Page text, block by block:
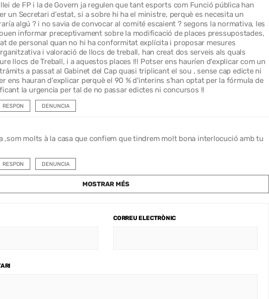
de FP i la de Govern ja regulen que tant esports com Funció pública han
un Secretari d'estat, si a sobre hi ha el ministre, perquè es necesita un
algú ? i no savia de convocar al comité escaient ? segons la normativa, les
informar preceptivament sobre la modificació de places pressupostades,
de personal quan no hi ha conformitat explícita i proposar mesures
i valoració de llocs de treball, han creat dos serveis als quals
llocs de Treball, i a aquestos places !!! Potser ens hauríen d'explicar com un
a passat al Gabinet del Cap quasi triplicant el sou , sense cap edicte ni
ens hauran d'explicar perquè el 90 % d'interins s'han optat per la fórmula de
la urgencia per tal de no passar edictes ni concursos !!
RESPON DENUNCIA
,som molts à la casa que confiem que tindrem molt bona interlocució amb tu
RESPON DENUNCIA
MOSTRAR MÉS
CORREU ELECTRÒNIC